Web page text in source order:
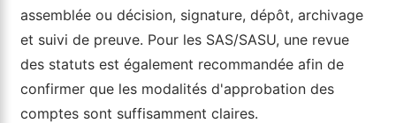
assemblée ou décision, signature, dépôt, archivage
et suivi de preuve. Pour les SAS/SASU, une revue
des statuts est également recommandée afin de
confirmer que les modalités d'approbation des
comptes sont suffisamment claires.